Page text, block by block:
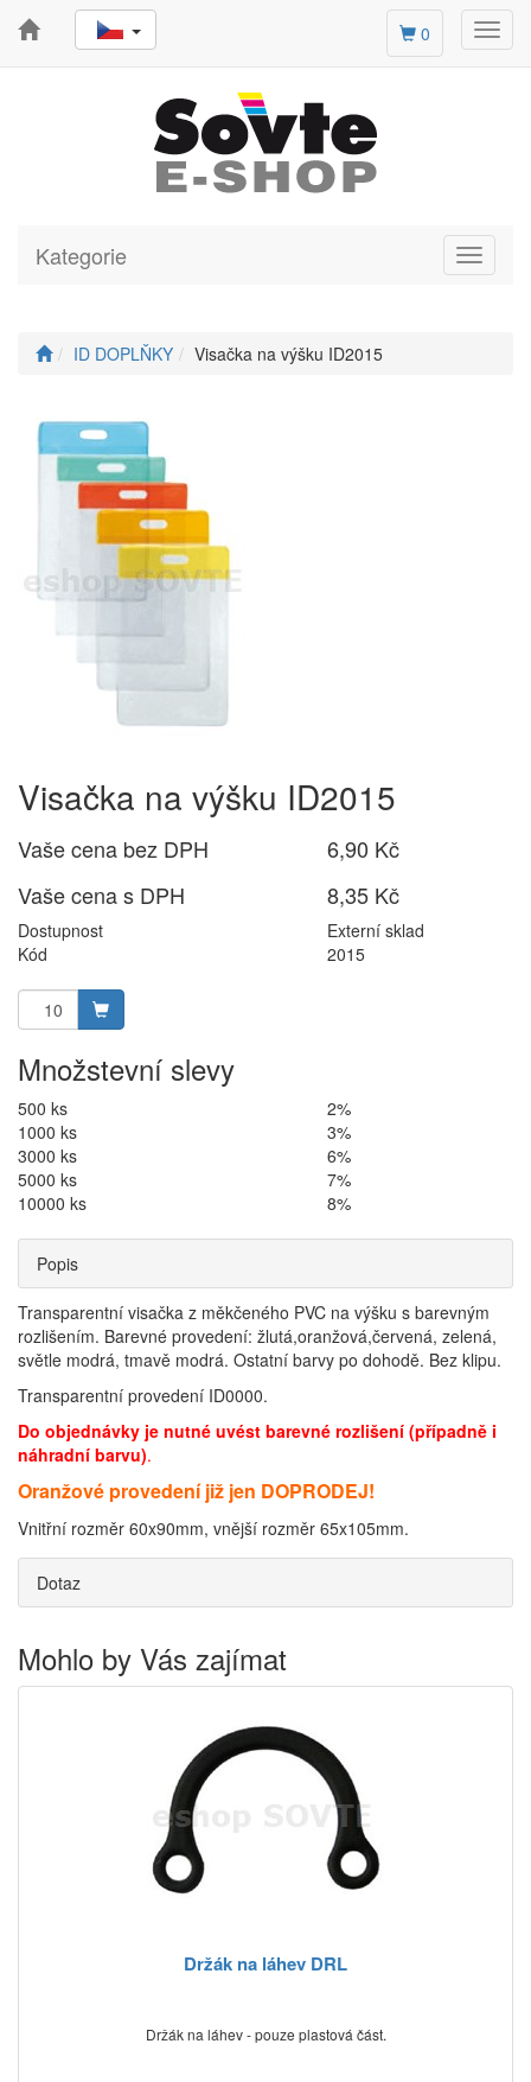
0
Toggle
Kategorie
ID DOPLŇKY Visačka na výšku ID2015
Visačka na výšku ID2015
Vaše cena bez DPH
6,90 Kč
Vaše cena s DPH
8,35 Kč
Dostupnost
Externí sklad
Kód
2015
Množstevní slevy
500 ks
2%
1000 ks
3%
3000 ks
6%
5000 ks
7%
10000 ks
8%
Popis
Transparentní visačka z měkčeného PVC na výšku s barevným
rozlišením. Barevné provedení: žlutá,oranžová,červená, zelená,
světle modrá, tmavě modrá. Ostatní barvy po dohodě. Bez klipu.
Transparentní provedení ID0000.
Do objednávky je nutné uvést barevné rozlišení (případně i
náhradní barvu).
Oranžové provedení již jen DOPRODEJ!
Vnitřní rozměr 60x90mm, vnější rozměr 65x105mm.
Dotaz
Mohlo by Vás zajímat
Držák na láhev DRL
Držák na láhev - pouze plastová část.